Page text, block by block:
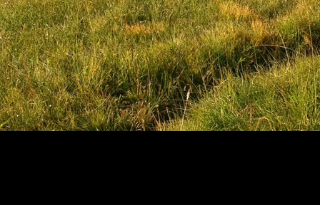
im Naturparkhaus.
sieben Tagen
durchqueren